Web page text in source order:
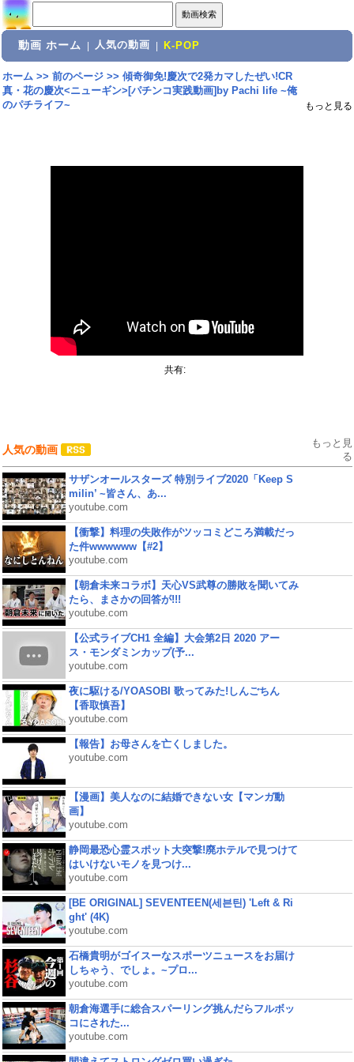
動画 ホーム 人気の動画 K-POP
ホーム>> 前のページ>> 傾奇御免!慶次で2発カマしたぜい!CR
真・花の慶次<ニューギン>[パチンコ実践動画]by Pachi life ~俺
のパチライフ~
もっと見る
共有:
人気の動画
もっと見
る
サザンオールスターズ 特別ライブ2020「Keep S
milin’ ~皆さん、あ...
youtube.com
【衝撃】料理の失敗作がツッコミどころ満載だっ
た件wwwwww【#2】
youtube.com
【朝倉未来コラボ】天心VS武尊の勝敗を聞いてみ
たら、まさかの回答が!!!
youtube.com
【公式ライブCH1 全編】大会第2日 2020 アー
ス・モンダミンカップ(予...
youtube.com
夜に駆ける/YOASOBI 歌ってみた!しんごちん
【香取慎吾】
youtube.com
【報告】お母さんを亡くしました。
youtube.com
【漫画】美人なのに結婚できない女【マンガ動
画】
youtube.com
静岡最恐心霊スポット大突撃!廃ホテルで見つけて
はいけないモノを見つけ...
youtube.com
[BE ORIGINAL] SEVENTEEN(세븐틴) 'Left & Ri
ght' (4K)
youtube.com
石橋貴明がゴイスーなスポーツニュースをお届け
しちゃう、でしょ。~プロ...
youtube.com
朝倉海選手に総合スパーリング挑んだらフルボッ
コにされた...
youtube.com